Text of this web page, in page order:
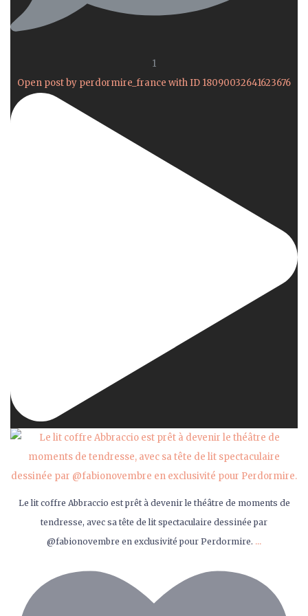
1
Open post by perdormire_france with ID 18090032641623676
Le lit coffre Abbraccio est prêt à devenir le théâtre de moments de
tendresse, avec sa tête de lit spectaculaire dessinée par
@fabionovembre en exclusivité pour Perdormire. ...